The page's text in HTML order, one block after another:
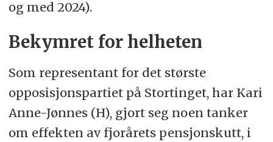
og med 2024).
Bekymret for helheten
Som representant for det største
opposisjonspartiet på Stortinget, har Kari
Anne-Jønnes (H), gjort seg noen tanker
om effekten av fjorårets pensjonskutt, i